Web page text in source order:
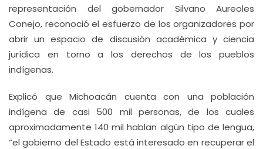
representación del gobernador Silvano Aureoles
Conejo, reconoció el esfuerzo de los organizadores por
abrir un espacio de discusión académica y ciencia
jurídica en torno a los derechos de los pueblos
indígenas.
Explicó que Michoacán cuenta con una población
indígena de casi 500 mil personas, de los cuales
aproximadamente 140 mil hablan algún tipo de lengua,
“el gobierno del Estado está interesado en recuperar el